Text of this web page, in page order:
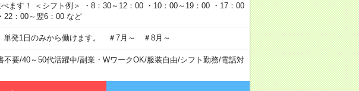
ます！ ＜シフト例＞ ・8：30～12：00 ・10：00～19：00 ・17：00
22：00～翌6：00 など
単発1日のみから働けます。 ＃7月～ ＃8月～
不要/40～50代活躍中/副業・WワークOK/服装自由/シフト勤務/電話対